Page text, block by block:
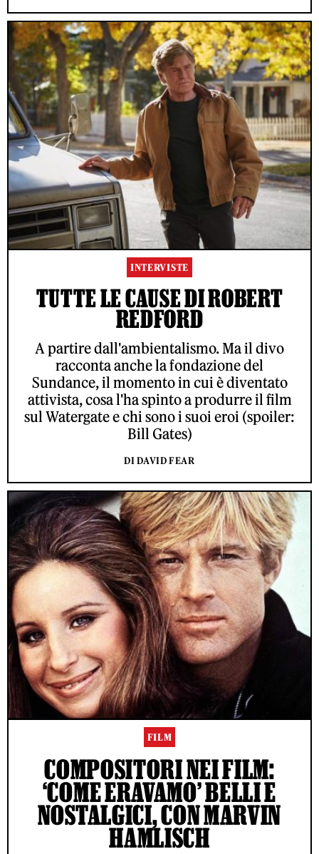
INTERVISTE
TUTTE LE CAUSE DI ROBERT
REDFORD
A partire dall'ambientalismo. Ma il divo
racconta anche la fondazione del
Sundance, il momento in cui è diventato
attivista, cosa l'ha spinto a produrre il film
sul Watergate e chi sono i suoi eroi (spoiler:
Bill Gates)
DI DAVID FEAR
FILM
COMPOSITORI NEI FILM:
‘COME ERAVAMO’ BELLI E
NOSTALGICI, CON MARVIN
HAMLISCH